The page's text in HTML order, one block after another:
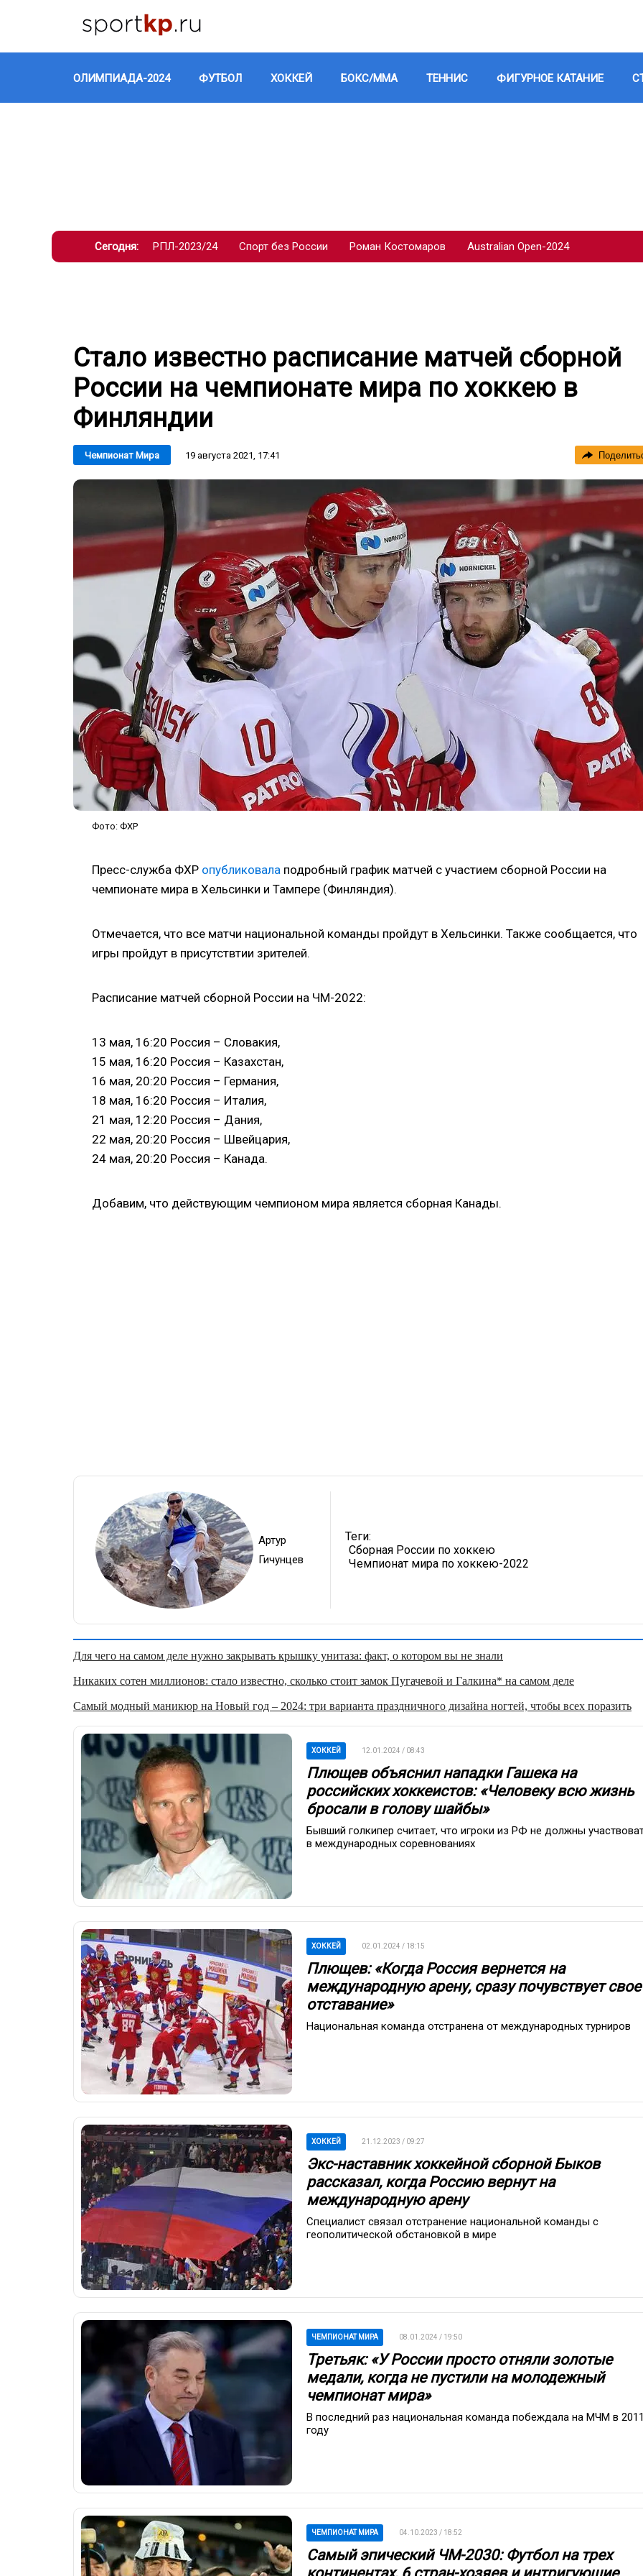
ОЛИМПИАДА-2024 ФУТБОЛ ХОККЕЙ БОКС/ММА ТЕННИС ФИГУРНОЕ КАТАНИЕ
Сегодня: РПЛ-2023/24 Спорт без России Роман Костомаров Australian Open-2024
Стало известно расписание матчей сборной
России на чемпионате мира по хоккею в
Финляндии
Чемпионат Мира 19 августа 2021, 17:41
Фото: ФХР
Пресс-служба ФХР опубликовала подробный график матчей с участием сборной России на
чемпионате мира в Хельсинки и Тампере (Финляндия).
Отмечается, что все матчи национальной команды пройдут в Хельсинки. Также сообщается, что
игры пройдут в присутствтии зрителей.
Расписание матчей сборной России на ЧМ-2022:
13 мая, 16:20 Россия – Словакия,
15 мая, 16:20 Россия – Казахстан,
16 мая, 20:20 Россия – Германия,
18 мая, 16:20 Россия – Италия,
21 мая, 12:20 Россия – Дания,
22 мая, 20:20 Россия – Швейцария,
24 мая, 20:20 Россия – Канада.
Добавим, что действующим чемпионом мира является сборная Канады.
Артур
Гичунцев
Теги:
Сборная России по хоккею
Чемпионат мира по хоккею-2022
Для чего на самом деле нужно закрывать крышку унитаза: факт, о котором вы не знали
Никаких сотен миллионов: стало известно, сколько стоит замок Пугачевой и Галкина* на самом деле
Самый модный маникюр на Новый год – 2024: три варианта праздничного дизайна ногтей, чтобы всех поразить
ХОККЕЙ 12.01.2024 / 08:43
Плющев объяснил нападки Гашека на
российских хоккеистов: «Человеку всю жизнь
бросали в голову шайбы»
Бывший голкипер считает, что игроки из РФ не должны
в международных соревнованиях
ХОККЕЙ 02.01.2024 / 18:15
Плющев: «Когда Россия вернется на
международную арену, сразу почувствует свое
отставание»
Национальная команда отстранена от международных турниров
ХОККЕЙ 21.12.2023 / 09:27
Экс-наставник хоккейной сборной Быков
рассказал, когда Россию вернут на
международную арену
Специалист связал отстранение национальной команды с
геополитической обстановкой в мире
ЧЕМПИОНАТ МИРА 08.01.2024 / 19:50
Третьяк: «У России просто отняли золотые
медали, когда не пустили на молодежный
чемпионат мира»
В последний раз национальная команда побеждала на МЧМ в
году
ЧЕМПИОНАТ МИРА 04.10.2023 / 18:52
Самый эпический ЧМ-2030: Футбол на трех